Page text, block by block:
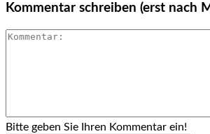
Kommentar schreiben (erst nach
Bitte geben Sie Ihren Kommentar ein!